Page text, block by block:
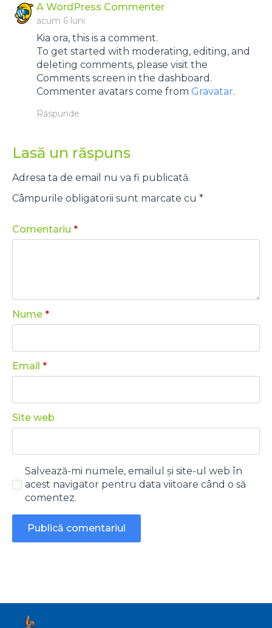
A WordPress Commentersays:
acum 6 luni
Kia ora, this is a comment.
To get started with moderating, editing, and
deleting comments, please visit the
Comments screen in the dashboard.
Commenter avatars come from Gravatar.
Răspunde
Lasă un răspuns
Adresa ta de email nu va fi publicată.
Câmpurile obligatorii sunt marcate cu *
Comentariu *
Nume *
Email *
Site web
Salvează-mi numele, emailul și site-ul web în
acest navigator pentru data viitoare când o să
comentez.